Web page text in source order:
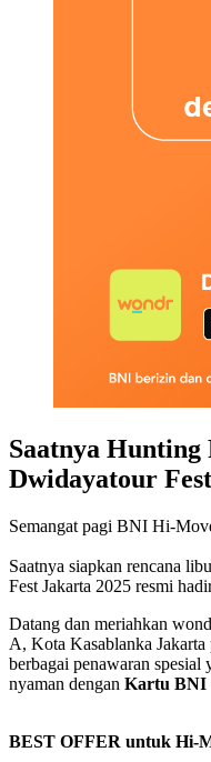
Saatnya
Dwidayatour
Semangat pagi BNI Hi-
Saatnya siapkan rencana
Fest Jakarta 2025 resmi
Datang dan meriahkan
A, Kota Kasablanka Jakarta
berbagai penawaran
nyaman dengan Kartu BNI
BEST OFFER untuk Hi-